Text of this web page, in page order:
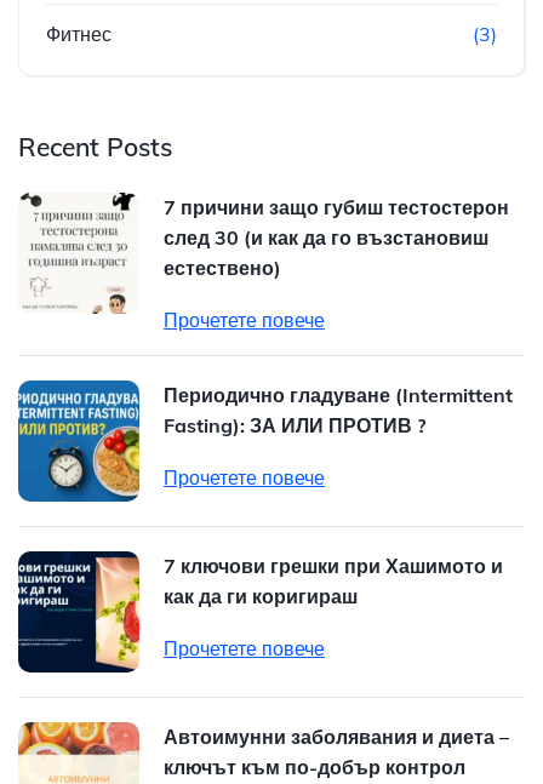
Фитнес (3)
Recent Posts
7 причини защо губиш тестостерон
след 30 (и как да го възстановиш
естествено)
Прочетете повече
Периодично гладуване (Intermittent
Fasting): ЗА ИЛИ ПРОТИВ ?
Прочетете повече
7 ключови грешки при Хашимото и
как да ги коригираш
Прочетете повече
Автоимунни заболявания и диета –
ключът към по-добър контрол